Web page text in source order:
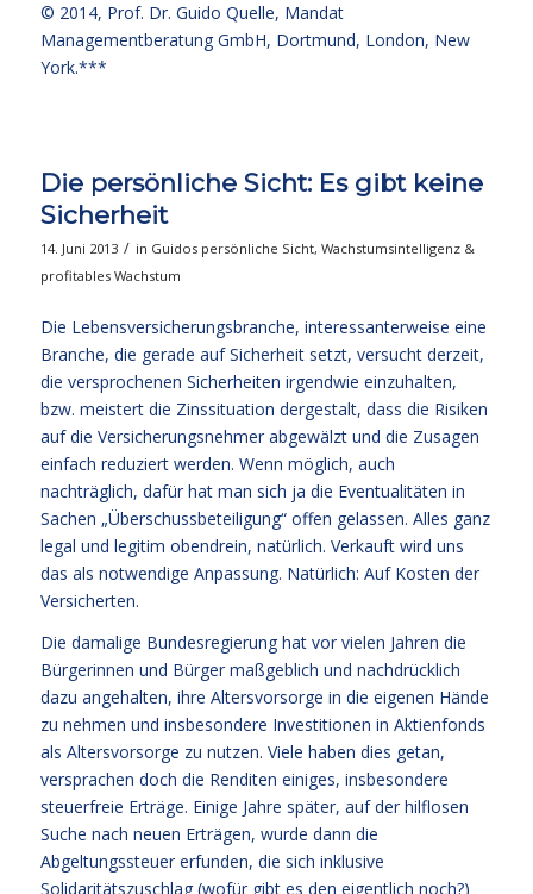
© 2014, Prof. Dr. Guido Quelle, Mandat
Managementberatung GmbH, Dortmund, London, New
York.***
Die persönliche Sicht: Es gibt keine
Sicherheit
14. Juni 2013 / in Guidos persönliche Sicht, Wachstumsintelligenz &
profitables Wachstum
Die Lebensversicherungsbranche, interessanterweise eine
Branche, die gerade auf Sicherheit setzt, versucht derzeit,
die versprochenen Sicherheiten irgendwie einzuhalten,
bzw. meistert die Zinssituation dergestalt, dass die Risiken
auf die Versicherungsnehmer abgewälzt und die Zusagen
einfach reduziert werden. Wenn möglich, auch
nachträglich, dafür hat man sich ja die Eventualitäten in
Sachen „Überschussbeteiligung“ offen gelassen. Alles ganz
legal und legitim obendrein, natürlich. Verkauft wird uns
das als notwendige Anpassung. Natürlich: Auf Kosten der
Versicherten.
Die damalige Bundesregierung hat vor vielen Jahren die
Bürgerinnen und Bürger maßgeblich und nachdrücklich
dazu angehalten, ihre Altersvorsorge in die eigenen Hände
zu nehmen und insbesondere Investitionen in Aktienfonds
als Altersvorsorge zu nutzen. Viele haben dies getan,
versprachen doch die Renditen einiges, insbesondere
steuerfreie Erträge. Einige Jahre später, auf der hilflosen
Suche nach neuen Erträgen, wurde dann die
Abgeltungssteuer erfunden, die sich inklusive
Solidaritätszuschlag (wofür gibt es den eigentlich noch?)